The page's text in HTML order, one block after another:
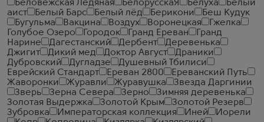
Беловежская Ледяная
БелорусскаЯ Белуха
Белый
аист
Белый Барс Белый лёд Берикони
Беш Кудук
Бугульма
Вакцина Воздух Воронецкая
Гжелка
Голубое Озеро
Городок Гранд Ереван
Гранд
Нарине
Дагестанский Дербент
Деревенька
Джигит
Дикий мед Доктор Август
Драники
Дубровский
Дугладзе
Душевный Тбилиси
Еврейский Стандарт
Ереван 2800
Ереванский Путь
Жаворонки
Журавли Журавушка
Звезда Даргинии
Зверь
Зерна Севера Зерно
Зимняя деревенька
Золотая Выдержка
Золотой Крым
Золотой Резерв
Зубровка
Императорская коллекция Иней
Иорели